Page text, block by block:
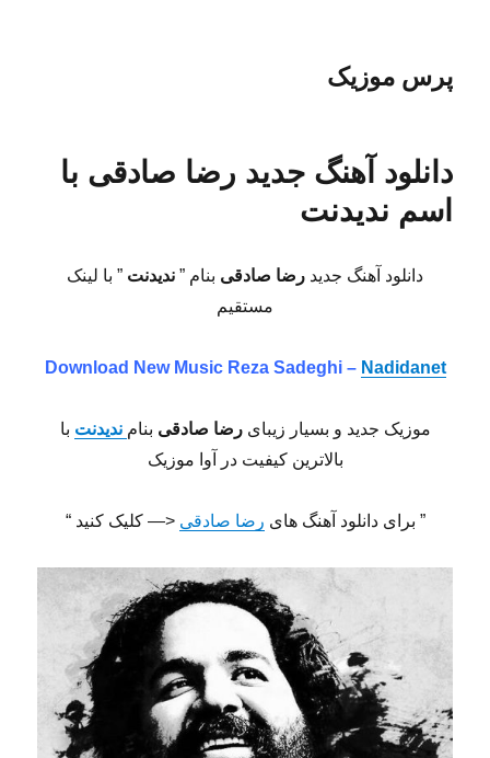
پرس موزیک
دانلود آهنگ جدید رضا صادقی با
اسم ندیدنت
دانلود آهنگ جدید رضا صادقی بنام ” ندیدنت ” با لینک
مستقیم
Download New MusicReza Sadeghi – Nadidanet
موزیک جدید و بسیار زیبایرضا صادقی بنام ندیدنت با
بالاترین کیفیت در آوا موزیک
” برای دانلود آهنگ های رضا صادقی <— کلیک کنید “